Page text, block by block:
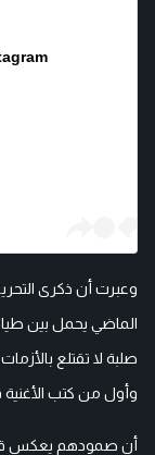
وعبرت أن ذكرى
الماضي يحمل بين
صلبة لا تقتلع
وأول من كتب الأغنية
أن صمودهم يعكس